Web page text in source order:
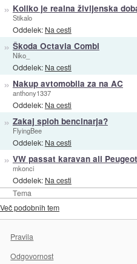
Tema
» Koliko je realna življenska
Stikalo
Oddelek: Na cesti
» Škoda Octavia Combi
Niko_
Oddelek: Na cesti
» Nakup avtomobila za na AC
anthony1337
Oddelek: Na cesti
» Zakaj sploh bencinarja?
FlyingBee
Oddelek: Na cesti
» VW passat karavan ali
mkonci
Oddelek: Na cesti
Več podobnih tem
Pravila
Odgovornost